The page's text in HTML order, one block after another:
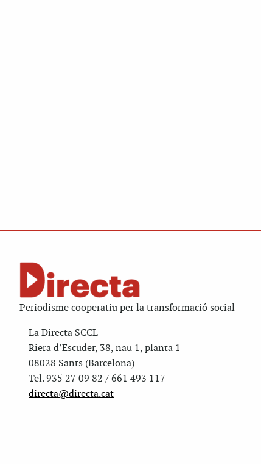
Periodisme cooperatiu per la transformació social
La Directa SCCL
Riera d’Escuder, 38, nau 1, planta 1
08028 Sants (Barcelona)
Tel. 935 27 09 82 / 661 493 117
directa@directa.cat